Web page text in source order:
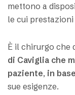
mettono a
le cui
È il chirurgo che
di Caviglia che
paziente, in
sue esigenze.